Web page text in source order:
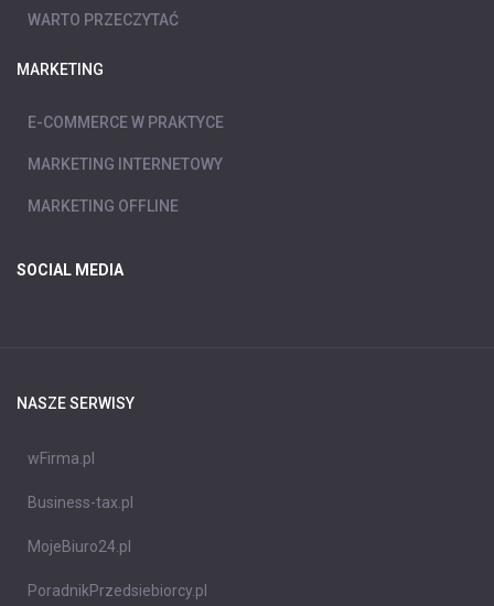
WARTO PRZECZYTAĆ
MARKETING
E-COMMERCE W PRAKTYCE
MARKETING INTERNETOWY
MARKETING OFFLINE
SOCIAL MEDIA
NASZE SERWISY
wFirma.pl
Business-tax.pl
MojeBiuro24.pl
PoradnikPrzedsiebiorcy.pl